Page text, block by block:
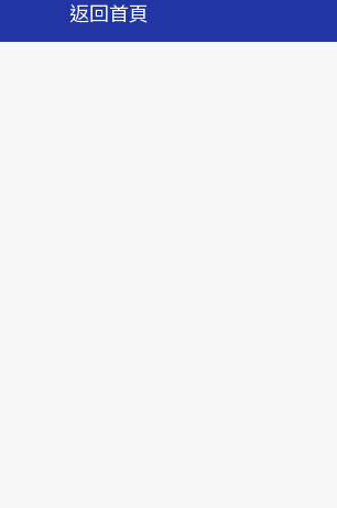
返回首頁